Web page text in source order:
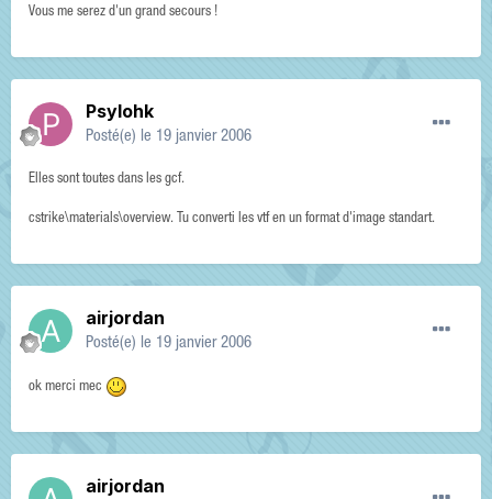
Vous me serez d'un grand secours !
Psylohk
Posté(e) le 19 janvier 2006
Elles sont toutes dans les gcf.
cstrike\materials\overview. Tu converti les vtf en un format d'image standart.
airjordan
Posté(e) le 19 janvier 2006
ok merci mec
airjordan